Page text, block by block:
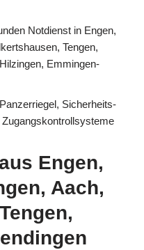
Notdienst in Engen,
Tengen,
Emmingen-
Sicherheits-
Engen,
Aach,